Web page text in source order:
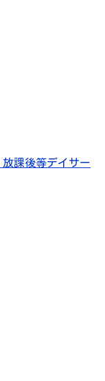
課後等デイサー